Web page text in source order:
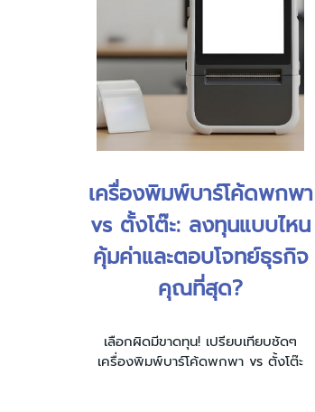
เครื่องพิมพ์บาร์โค้ดพกพา
vs ตั้งโต๊ะ: ลงทุนแบบไหน
คุ้มค่าและตอบโจทย์ธุรกิจ
คุณที่สุด?
เลือกผิดมีขาดทุน! เปรียบเทียบชัดๆ
เครื่องพิมพ์บาร์โค้ดพกพา vs ตั้งโต๊ะ